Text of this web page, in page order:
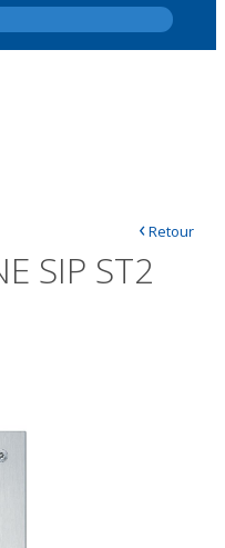
SIP ST2
‹Retour